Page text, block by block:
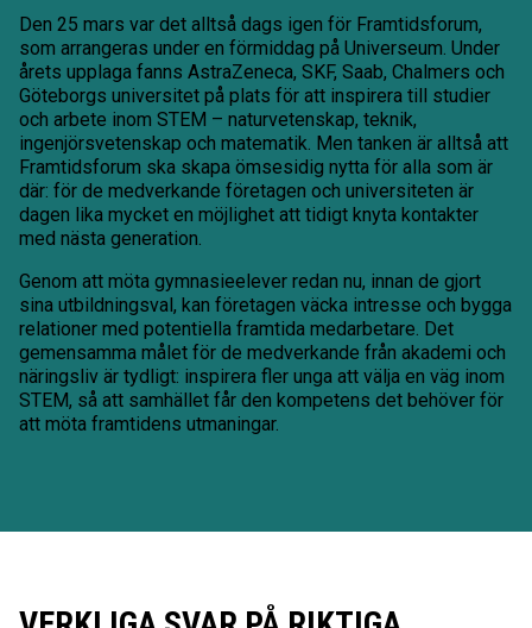
Den 25 mars var det alltså dags igen för Framtidsforum,
som arrangeras under en förmiddag på Universeum. Under
årets upplaga fanns AstraZeneca, SKF, Saab, Chalmers och
Göteborgs universitet på plats för att inspirera till studier
och arbete inom STEM – naturvetenskap, teknik,
ingenjörsvetenskap och matematik. Men tanken är alltså att
Framtidsforum ska skapa ömsesidig nytta för alla som är
där: för de medverkande företagen och universiteten är
dagen lika mycket en möjlighet att tidigt knyta kontakter
med nästa generation.
Genom att möta gymnasieelever redan nu, innan de gjort
sina utbildningsval, kan företagen väcka intresse och bygga
relationer med potentiella framtida medarbetare. Det
gemensamma målet för de medverkande från akademi och
näringsliv är tydligt: inspirera fler unga att välja en väg inom
STEM, så att samhället får den kompetens det behöver för
att möta framtidens utmaningar.